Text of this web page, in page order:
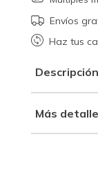
Envíos
Haz tus
Más